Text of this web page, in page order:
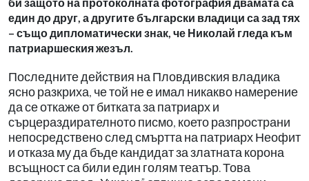
един до друг, а другите български владици са зад тях
– също дипломатически знак, че Николай гледа към
патриаршеския жезъл.
Последните действия на Пловдивския владика
ясно разкриха, че той не е имал никакво намерение
да се откаже от битката за патриарх и
сърцераздирателното писмо, което разпространи
непосредствено след смъртта на патриарх Неофит
и отказа му да бъде кандидат за златната корона
всъщност са били един голям театър. Това